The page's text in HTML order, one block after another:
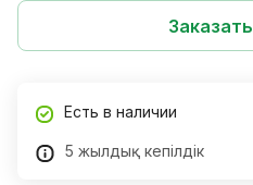
Заказать
Есть в наличии
5 жылдық кепілдік